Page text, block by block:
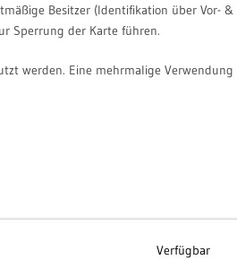
Besitzer (Identifikation über Vor- &
Sperrung der Karte führen.
werden. Eine mehrmalige Verwendung
Verfügbar